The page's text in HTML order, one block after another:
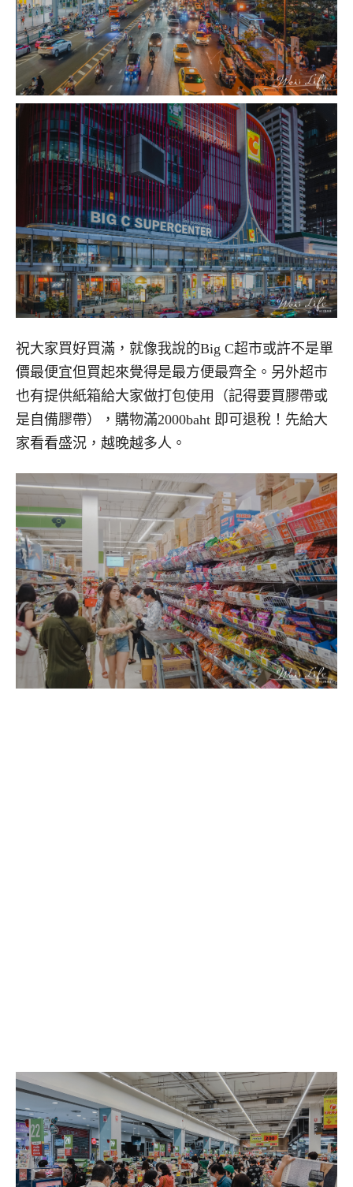
祝大家買好買滿，就像我說的Big C超市或許不是單
價最便宜但買起來覺得是最方便最齊全。另外超市
也有提供紙箱給大家做打包使用（記得要買膠帶或
是自備膠帶），購物滿2000baht 即可退稅！先給大
家看看盛況，越晚越多人。